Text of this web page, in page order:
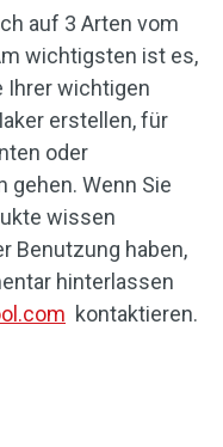
auf 3 Arten vom
wichtigsten ist es,
Ihrer wichtigen
erstellen, für
oder
gehen. Wenn Sie
wissen
Benutzung haben,
hinterlassen
kontaktieren.